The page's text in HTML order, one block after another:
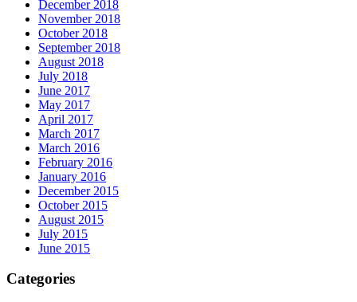
December 2018
November 2018
October 2018
September 2018
August 2018
July 2018
June 2017
May 2017
April 2017
March 2017
March 2016
February 2016
January 2016
December 2015
October 2015
August 2015
July 2015
June 2015
Categories